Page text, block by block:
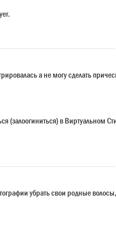
а не могу сделать
в Виртуальном
убрать свои родные